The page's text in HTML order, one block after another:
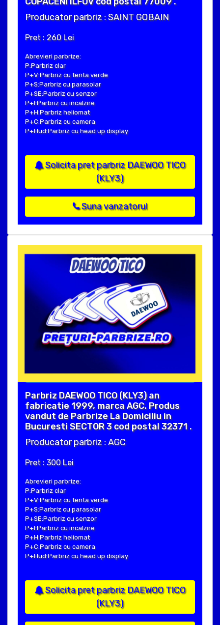
Producator parbriz : SAINT GOBAIN
Pret : 260 Lei
Abrevieri parbrize:
P:Parbriz clar
P+V:Parbriz cu tenta verde
P+S:Parbriz cu parasolar
P+SE:Parbriz cu senzor
P+I:Parbriz cu incalzire
P+H:Parbriz heliomat
P+C:Parbriz cu camera
P+Hud:Parbriz cu head up display
Solicita pret parbriz DAEWOO TICO
(KLY3)
Suna vanzatorul
Parbriz DAEWOO TICO (KLY3) an
fabricatie 1999, marca AGC. Produs
vandut de Parbrize La Domiciliu in
Bucuresti SECTOR 3 cod postal 32371 .
Producator parbriz : AGC
Pret : 300 Lei
Abrevieri parbrize:
P:Parbriz clar
P+V:Parbriz cu tenta verde
P+S:Parbriz cu parasolar
P+SE:Parbriz cu senzor
P+I:Parbriz cu incalzire
P+H:Parbriz heliomat
P+C:Parbriz cu camera
P+Hud:Parbriz cu head up display
Solicita pret parbriz DAEWOO TICO
(KLY3)